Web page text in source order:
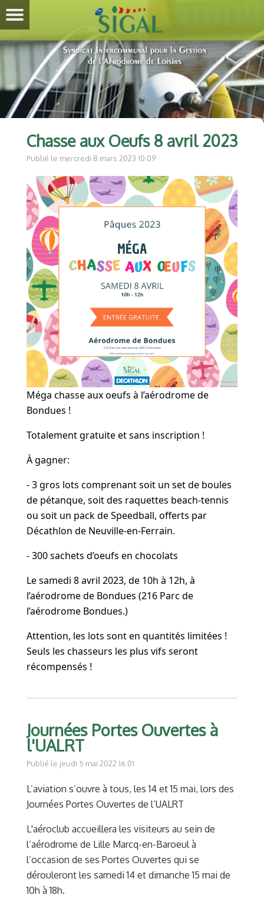
Chasse aux Oeufs 8 avril 2023
Publié le mercredi 8 mars 2023 10:09
Méga chasse aux oeufs à l’aérodrome de
Bondues !
Totalement gratuite et sans inscription !
À gagner:
- 3 gros lots comprenant soit un set de boules
de pétanque, soit des raquettes beach-tennis
ou soit un pack de Speedball, offerts par
Décathlon de Neuville-en-Ferrain.
- 300 sachets d’oeufs en chocolats
Le samedi 8 avril 2023, de 10h à 12h, à
l’aérodrome de Bondues (216 Parc de
l’aérodrome Bondues.)
Attention, les lots sont en quantités limitées !
Seuls les chasseurs les plus vifs seront
récompensés !
Journées Portes Ouvertes à
l'UALRT
Publié le jeudi 5 mai 2022 16:01
L’aviation s’ouvre à tous, les 14 et 15 mai, lors des
Journées Portes Ouvertes de l’UALRT
L'aéroclub accueillera les visiteurs au sein de
l’aérodrome de Lille Marcq-en-Baroeul à
l’occasion de ses Portes Ouvertes qui se
dérouleront les samedi 14 et dimanche 15 mai de
10h à 18h.